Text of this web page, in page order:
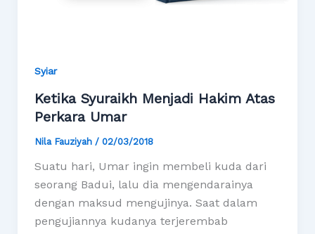
Syiar
Ketika Syuraikh Menjadi Hakim Atas
Perkara Umar
Nila Fauziyah / 02/03/2018
Suatu hari, Umar ingin membeli kuda dari
seorang Badui, lalu dia mengendarainya
dengan maksud mengujinya. Saat dalam
pengujiannya kudanya terjerembab